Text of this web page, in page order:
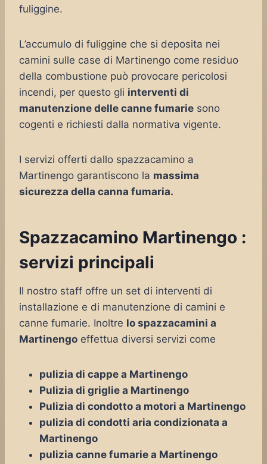
fuliggine.
L’accumulo di fuliggine che si deposita nei
camini sulle case di Martinengo come residuo
della combustione può provocare pericolosi
incendi, per questo gli interventi di
manutenzione delle canne fumarie sono
cogenti e richiesti dalla normativa vigente.
I servizi offerti dallo spazzacamino a
Martinengo garantiscono la massima
sicurezza della canna fumaria.
Spazzacamino Martinengo :
servizi principali
Il nostro staff offre un set di interventi di
installazione e di manutenzione di camini e
canne fumarie. Inoltre lo spazzacamini a
Martinengo effettua diversi servizi come
pulizia di cappe a Martinengo
Pulizia di griglie a Martinengo
Pulizia di condotto a motori a Martinengo
pulizia di condotti aria condizionata a
Martinengo
pulizia canne fumarie a Martinengo